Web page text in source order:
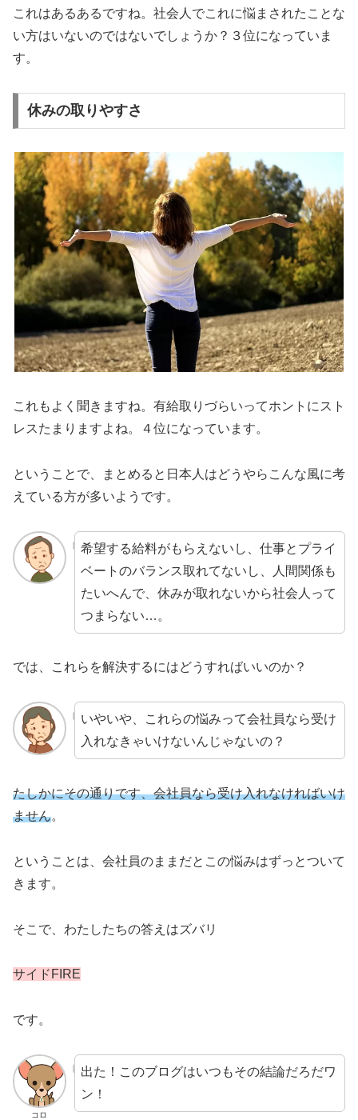
これはあるあるですね。社会人でこれに悩まされたことな
い方はいないのではないでしょうか？３位になっていま
す。
休みの取りやすさ
これもよく聞きますね。有給取りづらいってホントにスト
レスたまりますよね。４位になっています。
ということで、まとめると日本人はどうやらこんな風に考
えている方が多いようです。
希望する給料がもらえないし、仕事とプライ
ベートのバランス取れてないし、人間関係も
たいへんで、休みが取れないから社会人って
つまらない…。
では、これらを解決するにはどうすればいいのか？
いやいや、これらの悩みって会社員なら受け
入れなきゃいけないんじゃないの？
たしかにその通りです、会社員なら受け入れなければいけ
ません。
ということは、会社員のままだとこの悩みはずっとついて
きます。
そこで、わたしたちの答えはズバリ
サイドFIRE
です。
コロ
出た！このブログはいつもその結論だろだワ
ン！